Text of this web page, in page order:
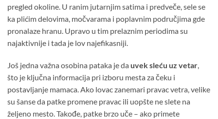
pregled okoline. U ranim jutarnjim satima i predveče, sele se
ka plićim delovima, močvarama i poplavnim područjima gde
pronalaze hranu. Upravo u tim prelaznim periodima su
najaktivnije i tada je lov najefikasniji.
Još jedna važna osobina pataka je da uvek sleću uz vetar,
što je ključna informacija pri izboru mesta za čeku i
postavljanje mamaca. Ako lovac zanemari pravac vetra, velike
su šanse da patke promene pravac ili uopšte ne slete na
željeno mesto. Takođe, patke brzo uče – ako primete